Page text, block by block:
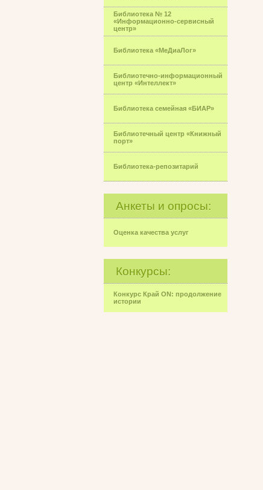
Библиотека № 12
«Информационно-сервисный
центр»
Библиотека «МеДиаЛог»
Библиотечно-информационный
центр «Интеллект»
Библиотека семейная «БИАР»
Библиотечный центр «Книжный
порт»
Библиотека-репозитарий
Анкеты и опросы:
Оценка качества услуг
Конкурсы:
Конкурс Край ON: продолжение
истории